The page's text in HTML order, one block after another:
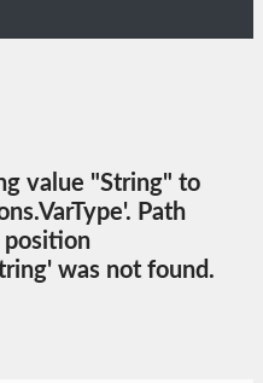
value "String" to
Path
position
was not found.